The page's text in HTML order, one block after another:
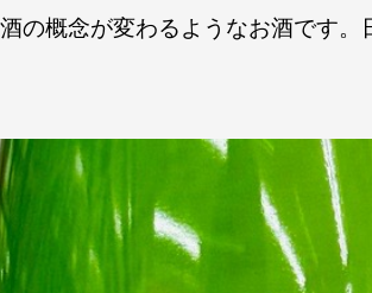
の概念が変わるようなお酒です